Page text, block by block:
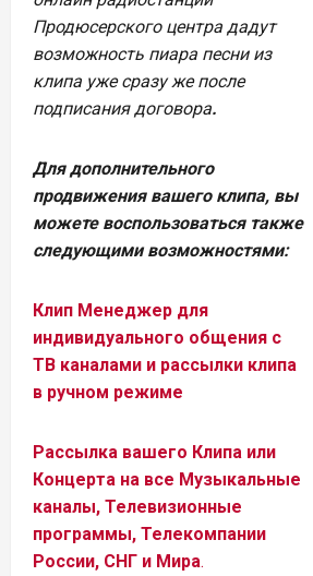
Продюсерского центра дадут
возможность пиара песни из
клипа уже сразу же после
подписания договора.
Для дополнительного
продвижения вашего клипа, вы
можете воспользоваться также
следующими возможностями:
Клип Менеджер для
индивидуального общения с
ТВ каналами и рассылки клипа
в ручном режиме
Рассылка вашего Клипа или
Концерта на все Музыкальные
каналы, Телевизионные
программы, Телекомпании
России, СНГ и Мира.